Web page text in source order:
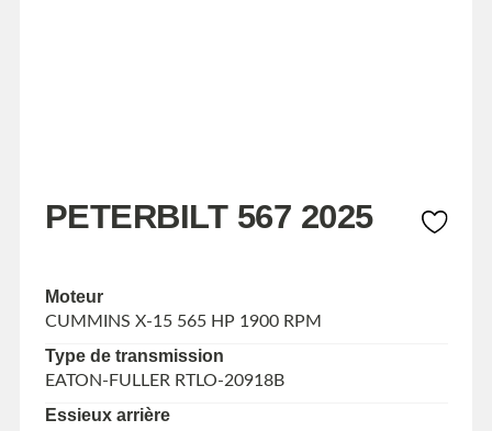
PETERBILT 567 2025
Moteur
CUMMINS X-15 565 HP 1900 RPM
Type de transmission
EATON-FULLER RTLO-20918B
Essieux arrière